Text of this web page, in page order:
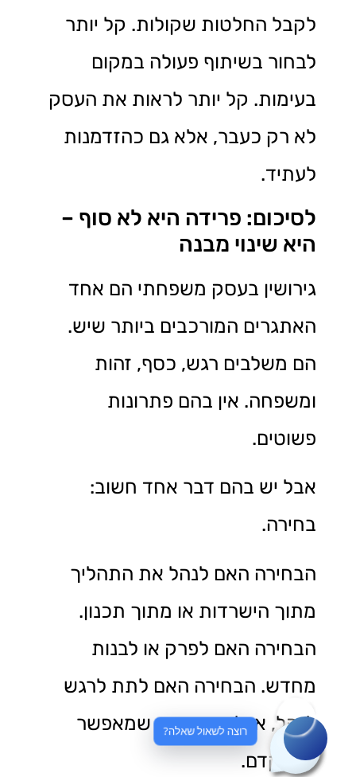
לקבל החלטות שקולות. קל יותר
לבחור בשיתוף פעולה במקום
בעימות. קל יותר לראות את העסק
לא רק כעבר, אלא גם כהזדמנות
לעתיד.
לסיכום: פרידה היא לא סוף –
היא שינוי מבנה
גירושין בעסק משפחתי הם אחד
האתגרים המורכבים ביותר שיש.
הם משלבים רגש, כסף, זהות
ומשפחה. אין בהם פתרונות
פשוטים.
אבל יש בהם דבר אחד חשוב:
בחירה.
הבחירה האם לנהל את התהליך
מתוך הישרדות או מתוך תכנון.
הבחירה האם לפרק או לבנות
מחדש. הבחירה האם לתת לרגש
לנהל, או ליצור מבנה שמאפשר
להתקדם.
רוצה לשאול שאלה?